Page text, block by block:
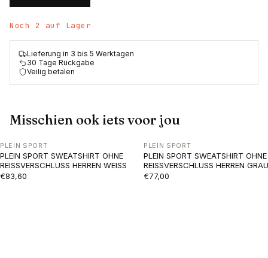
Noch 2 auf Lager
Lieferung in 3 bis 5 Werktagen
30 Tage Rückgabe
Veilig betalen
Misschien ook iets voor jou
PLEIN SPORT
PLEIN SPORT SWEATSHIRT OHNE
REISSVERSCHLUSS HERREN WEISS
€83,60
PLEIN SPORT
PLEIN SPORT SWEATSHIRT OHNE
REISSVERSCHLUSS HERREN GRAU
€77,00